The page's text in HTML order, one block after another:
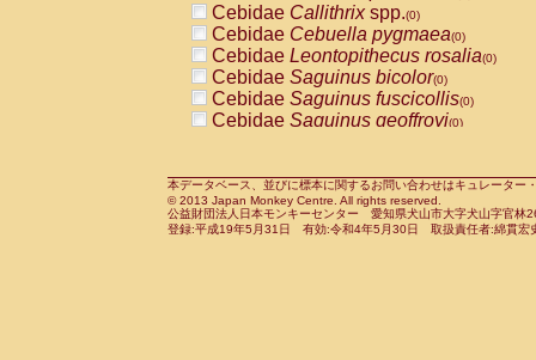
CercopithecidaeCercocebus agilis
CercopithecidaeCercocebus
CercopithecidaeCercocebus
CercopithecidaeCercocebus
CercopithecidaeCercocebus
CercopithecidaeCercocebushybrid
CercopithecidaePapio anubis(0)
CercopithecidaePapio cynocephalus
CercopithecidaePapio hamadryas(0)
Cebidae Callithrixspp.(0)
Cebidae Cebuella pygmaea(0)
Cebidae Leontopithecus rosalia(0)
Cebidae Saguinus bicolor(0)
Cebidae Saguinus fuscicollis(0)
Cebidae Saguinus geoffroyi(0)
CebidaeSaguinus leucopus(0)
CebidaeSaguinus midas(0)
Cebidae Saguinus mystax(0)
本データベース、並びに標本に関するお問い合わせはキュレータ
© 2013 Japan Monkey Centre. All rights reserved.
公益財団法人日本モンキーセンター 愛知県犬山市大字犬山字官
登録:平成19年5月31日 有効:令和4年5月30日 取扱責任者:綿貫宏